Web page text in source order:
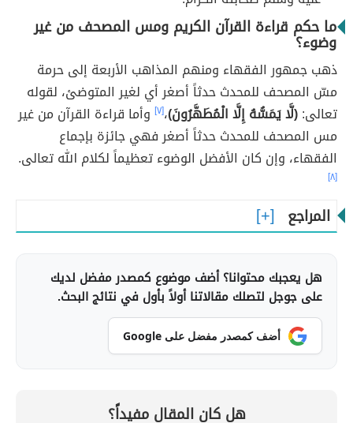
ما حكم قراءة القرآن الكريم ومس المصحف من غير
وضوء؟
ذهب جمهور الفقهاء ومنهم المذاهب الأربعة إلى حرمة
مسّ المصحف للمحدث حدثاً أصغر أي لغير المتوضئ، لقوله
تعالى:(لَّا يَمَسُّهُ إِلَّا الْمُطَهَّرُونَ)،[٧]
وأما قراءة القرآن من غير
مس المصحف للمحدث حدثاً أصغر فهي جائزة بإجماع
الفقهاء، وإن كان الأفضل الوضوء تعظيماً لكلام الله تعالى.
[٨]
المراجع
هل يعجبك محتوانا؟ أضف موضوع كمصدر مفضل لديك
على جوجل لتصلك مقالاتنا أولاً بأول في نتائج البحث.
أضف كمصدر مفضل على Google
هل كان المقال مفيداً؟